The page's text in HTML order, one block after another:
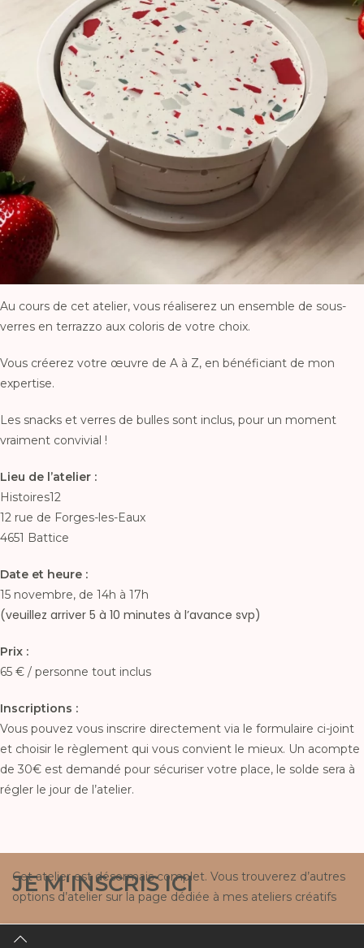
Au cours de cet atelier, vous réaliserez un ensemble de sous-
verres en terrazzo aux coloris de votre choix.
Vous créerez votre œuvre de A à Z, en bénéficiant de mon
expertise.
Les snacks et verres de bulles sont inclus, pour un moment
vraiment convivial !
Lieu de l’atelier :
Histoires12
12 rue de Forges-les-Eaux
4651 Battice
Date et heure :
15 novembre, de 14h à 17h
(veuillez arriver 5 à 10 minutes à l’avance svp)
Prix :
65 € / personne tout inclus
Inscriptions :
Vous pouvez vous inscrire directement via le formulaire ci-joint
et choisir le règlement qui vous convient le mieux. Un acompte
de 30€ est demandé pour sécuriser votre place, le solde sera à
régler le jour de l’atelier.
JE M'INSCRIS ICI
Cet atelier est désormais complet. Vous trouverez d’autres
options d’atelier sur la page dédiée à mes ateliers créatifs